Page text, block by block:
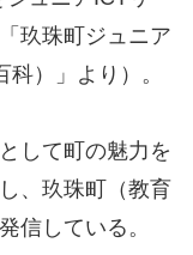
玖珠町ジュニア
）」より）。
して町の魅力を
、玖珠町（教育
信している。